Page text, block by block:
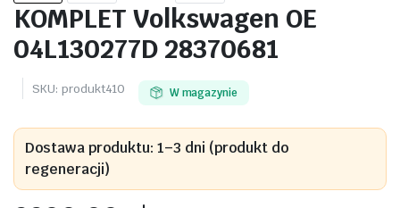
KOMPLET Volkswagen OE
04L130277D 28370681
SKU: produkt410 W magazynie
Dostawa produktu: 1–3 dni (produkt do
regeneracji)